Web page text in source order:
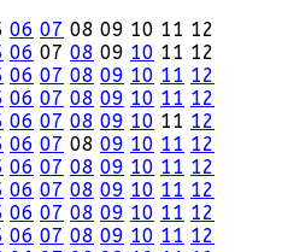
06 07 08 09 10 11 12
06 07 08 09 10 11 12
06 07 08 09 10 11 12
06 07 08 09 10 11 12
06 07 08 09 10 11 12
06 07 08 09 10 11 12
06 07 08 09 10 11 12
06 07 08 09 10 11 12
06 07 08 09 10 11 12
06 07 08 09 10 11 12